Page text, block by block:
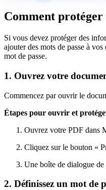
Comment
Si vous devez protéger des
ajouter des mots de passe à
mot de passe.
1. Ouvrez votre
Commencez par ouvrir le
Étapes pour ouvrir et
Ouvrez votre PDF dans
Cliquez sur le bouton «
Une boîte de dialogue de
2. Définissez un mot de